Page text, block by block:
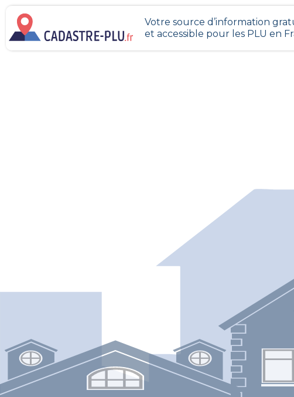
Votre source d’information
et accessible pour les PLU en